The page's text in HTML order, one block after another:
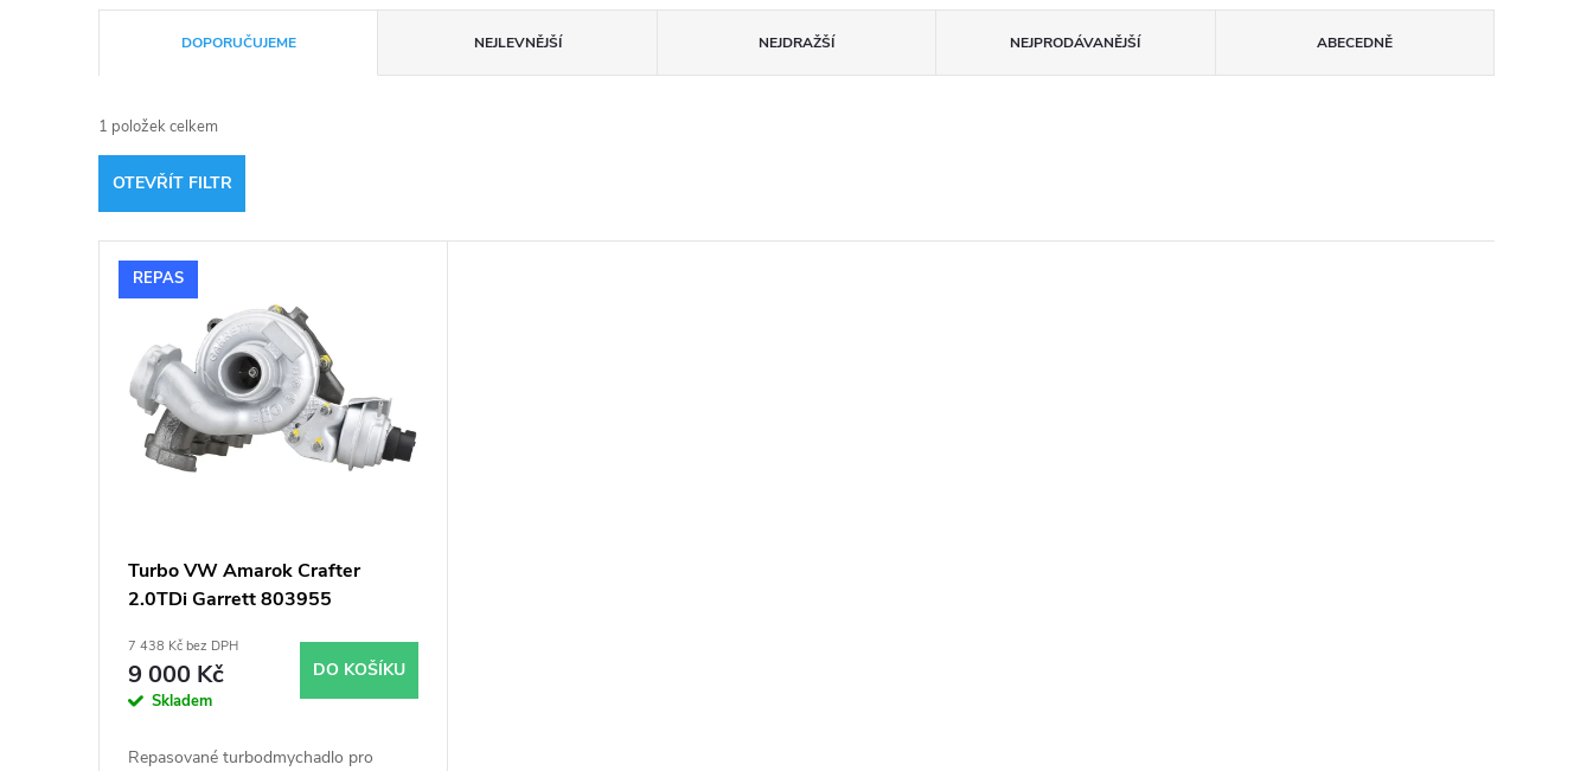
a
z
e
n
DOPORUČUJEME NEJLEVNĚJŠÍ NEJDRAŽŠÍ NEJPRODÁVANĚJŠÍ ABECEDNĚ
1 položek celkem
OTEVŘÍT FILTR
VREPAS
Turbo VW Amarok Crafter
2.0TDi Garrett 803955
7 438 Kč bez DPH
9 000 Kč
Skladem
DO KOŠÍKU
Repasované turbodmychadlo pro